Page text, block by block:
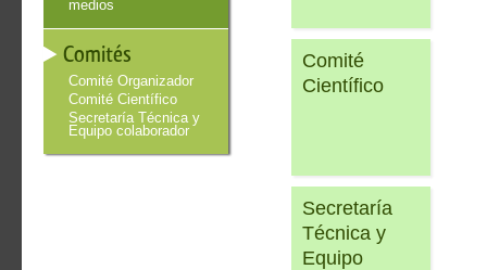
medios
Comités
Comité Organizador
Comité Científico
Secretaría Técnica y
Equipo colaborador
Comité
Científico
Secretaría
Técnica y
Equipo